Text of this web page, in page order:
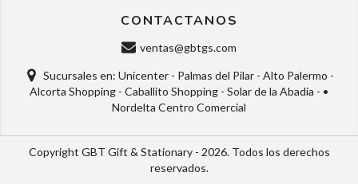
CONTACTANOS
ventas@gbtgs.com
Sucursales en: Unicenter - Palmas del Pilar - Alto Palermo -
Alcorta Shopping - Caballito Shopping - Solar de la Abadía - •
Nordelta Centro Comercial
Copyright GBT Gift & Stationary - 2026. Todos los derechos
reservados.